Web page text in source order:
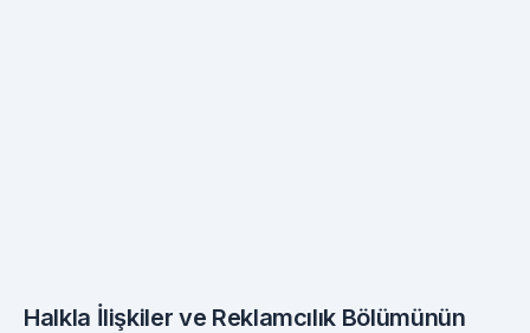
Halkla İlişkiler ve Reklamcılık Bölümünün